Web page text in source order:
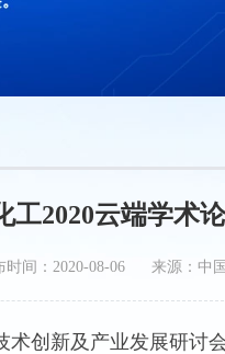
工2020云端学
时间：2020-08-06 来源：中
创新及产业发展研讨